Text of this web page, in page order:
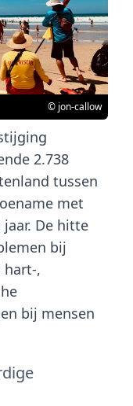
© jon-callow
2.738
tussen
met
De hitte
bij
hart-,
bij mensen